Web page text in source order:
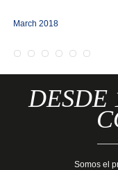
March 2018
DESDE
Somos el